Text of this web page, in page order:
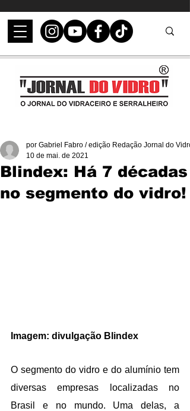
Blindex: Há 7 décadas
no segmento do vidro!
por Gabriel Fabro / edição Redação Jornal do Vidro
10 de mai. de 2021
Imagem: divulgação Blindex
O segmento do vidro e do alumínio tem
diversas empresas localizadas no
Brasil e no mundo. Uma delas, a